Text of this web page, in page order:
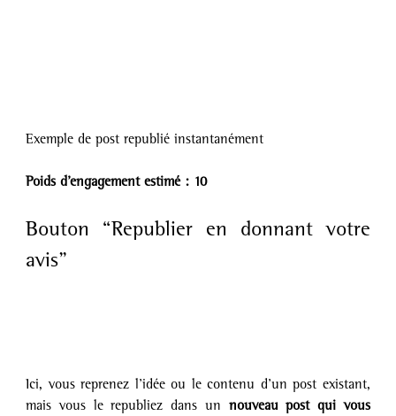
Exemple de post republié instantanément
Poids d’engagement estimé : 10
Bouton “Republier en donnant votre
avis”
Ici, vous reprenez l’idée ou le contenu d’un post existant,
mais vous le republiez dans un nouveau post qui vous